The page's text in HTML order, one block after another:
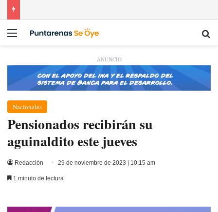
Menú
ANUNCIO
Nacionales
Pensionados recibirán su
aguinaldito este jueves
Redacción 29 de noviembre de 2023 | 10:15 am
1 minuto de lectura